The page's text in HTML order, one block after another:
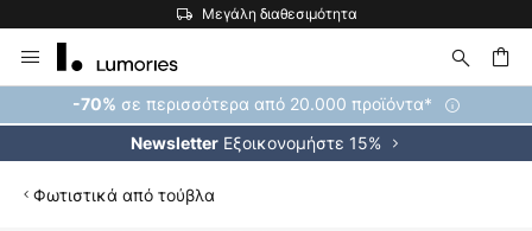
Μεγάλη διαθεσιμότητα
Μετάβαση
στο
περιεχόμενο
-70% σε περισσότερα από 20.000 προϊόντα*
Newsletter Εξοικονομήστε 15%
Φωτιστικά από τούβλα